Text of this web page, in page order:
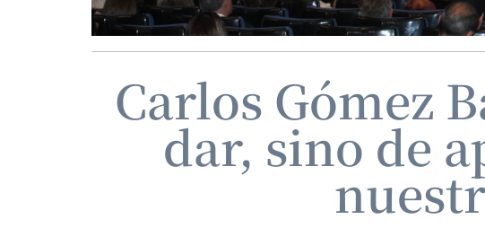
Carlos Gómez
dar, sino de